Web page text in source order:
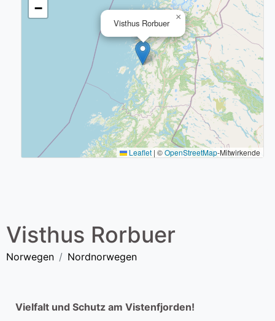
Visthus Rorbuer
×
−
Leaflet | ©OpenStreetMap-Mitwirkende
Visthus Rorbuer
Norwegen Nordnorwegen
Vielfalt und Schutz am Vistenfjorden!